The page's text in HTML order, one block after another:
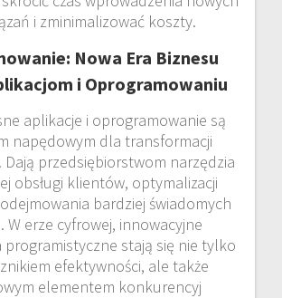
i zminimalizować koszty.
Nowa Era Biznesu
i Oprogramowaniu
aplikacje i oprogramowanie są
napędowym dla transformacji
Dają przedsiębiorstwom narzędzia
obsługi klientów, optymalizacji
bardziej świadomych
W erze cyfrowej, innowacyjne
programistyczne stają się nie tylko
efektywności, ale także
elementem konkurencyj